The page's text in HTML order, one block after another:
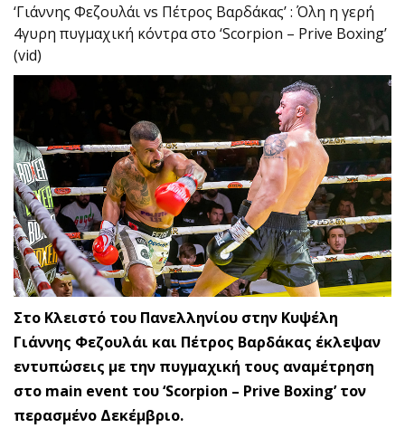
‘Γιάννης Φεζουλάι vs Πέτρος Βαρδάκας’ : Όλη η γερή
4γυρη πυγμαχική κόντρα στο ‘Scorpion – Prive Boxing’
(vid)
Στο Κλειστό του Πανελληνίου στην Κυψέλη
Γιάννης Φεζουλάι και Πέτρος Βαρδάκας έκλεψαν
εντυπώσεις με την πυγμαχική τους αναμέτρηση
στο main event του ‘Scorpion – Prive Boxing’ τον
περασμένο Δεκέμβριο.